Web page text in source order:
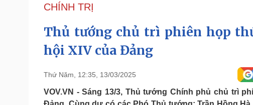
Chính trị
Tổ chức nhân sự
Quốc hội
Nhận diện sự thật
Dự báo thời tiết
Giáo dục
Dấu ấn VOV
Việc làm
Pháp luật
Vụ án
Quân sự - Quốc phòng
Vũ khí
CHÍNH TRỊ
Thủ tướng chủ trì phiên họp
hội XIV của Đảng
Thứ Năm, 12:35, 13/03/2025
VOV.VN - Sáng 13/3, Thủ tướng Chính phủ chủ trì